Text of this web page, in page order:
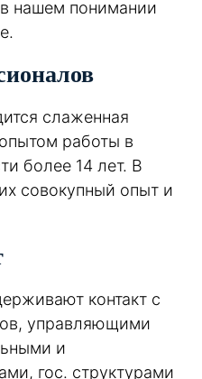
нашем понимании
слаженная
работы в
более 14 лет. В
совокупный опыт и
контакт с
управляющими
и
гос. структурами